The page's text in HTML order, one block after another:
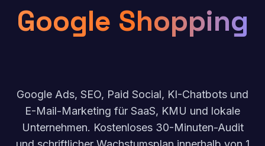
Google Shopping
Google Ads, SEO, Paid Social, KI-Chatbots und
E-Mail-Marketing für SaaS, KMU und lokale
Unternehmen. Kostenloses 30-Minuten-Audit